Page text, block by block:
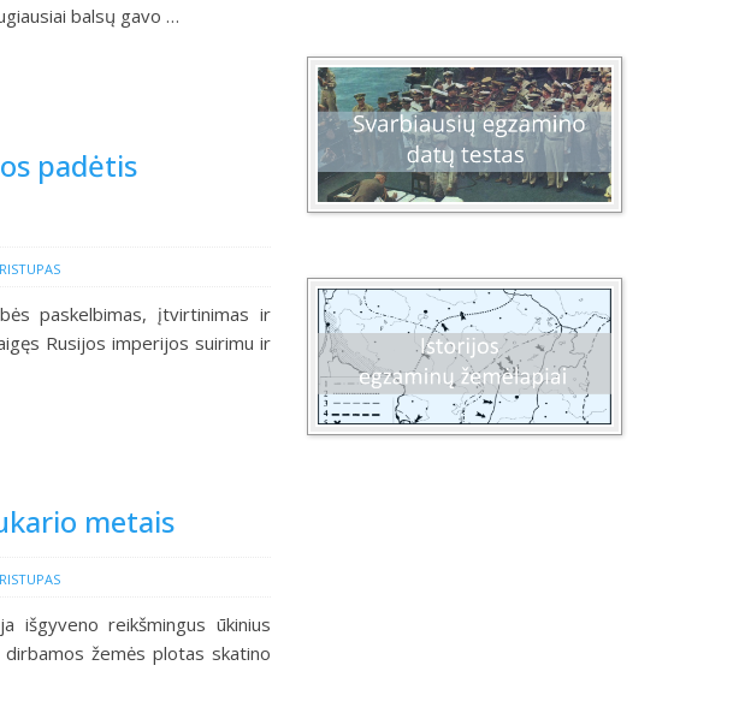
balsų gavo …
padėtis
paskelbimas, įtvirtinimas ir
Rusijos imperijos suirimu ir
metais
išgyveno reikšmingus ūkinius
žemės plotas skatino